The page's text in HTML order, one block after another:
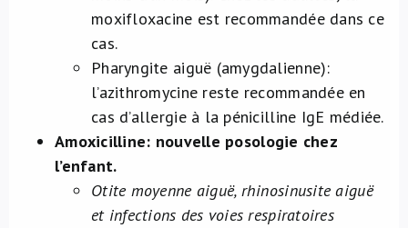
moxifloxacine est recommandée dans ce
cas.
Pharyngite aiguë (amygdalienne):
l’azithromycine reste recommandée en
cas d’allergie à la pénicilline IgE médiée.
Amoxicilline: nouvelle posologie chez
l’enfant.
Otite moyenne aiguë, rhinosinusite aiguë
et infections des voies respiratoires